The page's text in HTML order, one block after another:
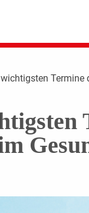
Termine